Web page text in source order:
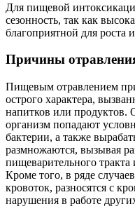
Для пищевой
сезонность, так как
благоприятной для роста
Причины
Пищевым отравлением
острого характера,
напитков или продуктов.
организм попадают
бактерии, а также
размножаются, вызывая
пищеварительного
Кроме того, в ряде
кровоток, разносятся с
нарушения в работе